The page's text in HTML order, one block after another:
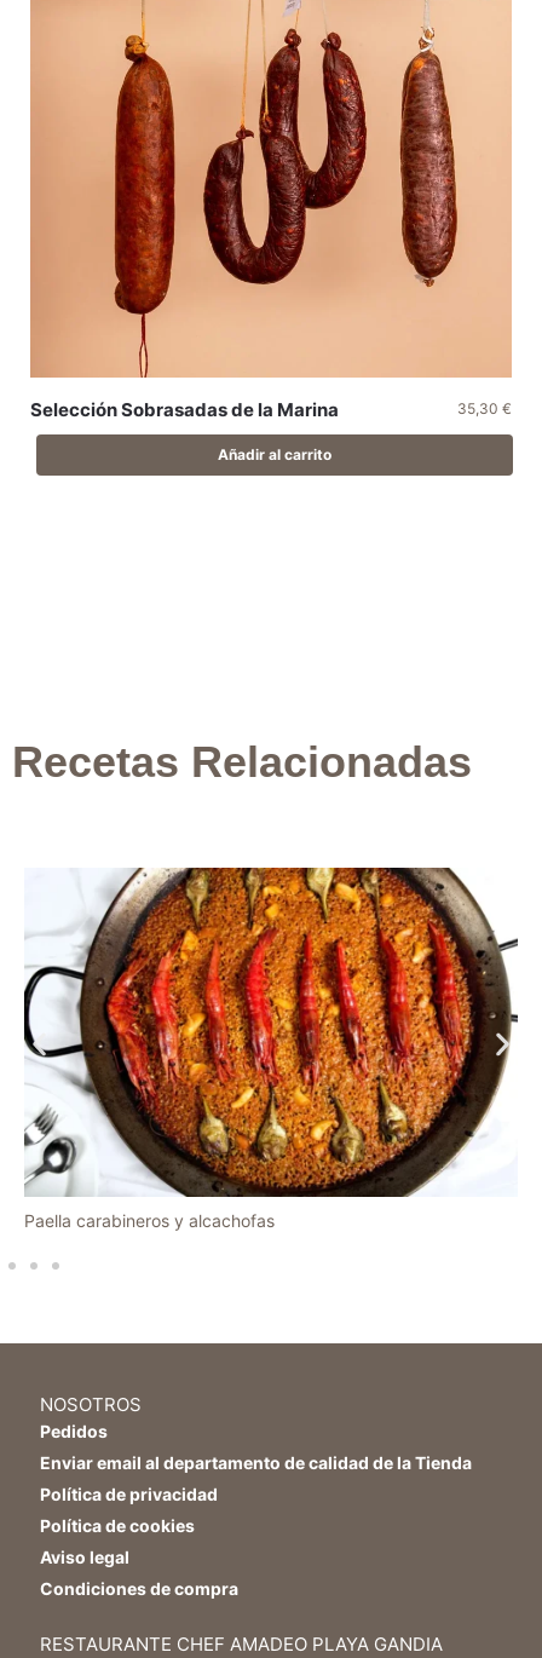
Selección Sobrasadas de la Marina 35,30 €
Añadir al carrito
Recetas Relacionadas
Paella carabineros y alcachofas
NOSOTROS
Pedidos
Enviar email al departamento de calidad de la Tienda
Política de privacidad
Política de cookies
Aviso legal
Condiciones de compra
RESTAURANTE CHEF AMADEO PLAYA GANDIA